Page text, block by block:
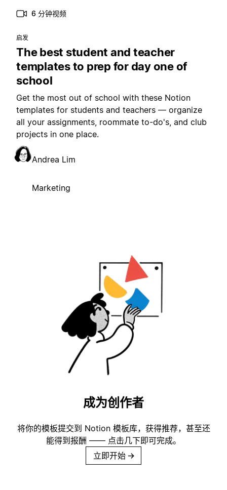
6 分钟视频
启发
The best student and teacher
templates to prep for day one of
school
Get the most out of school with these Notion
templates for students and teachers — organize
all your assignments, roommate to-do's, and club
projects in one place.
Andrea Lim
Marketing
成为创作者
将你的模板提交到 Notion 模板库，获得推荐，甚至还
能得到报酬 —— 点击几下即可完成。
立即开始 →